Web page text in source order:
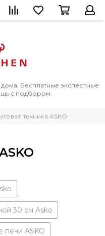
Бесплатные экспертные
с подбором.
техника ASKO
30 см Asko
печи ASKO